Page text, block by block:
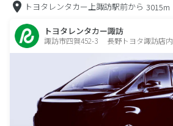
トヨタレンタカー上諏訪駅前から 3015m
トヨタレンタカー諏訪
諏訪市四賀452-3 長野トヨタ諏訪店内